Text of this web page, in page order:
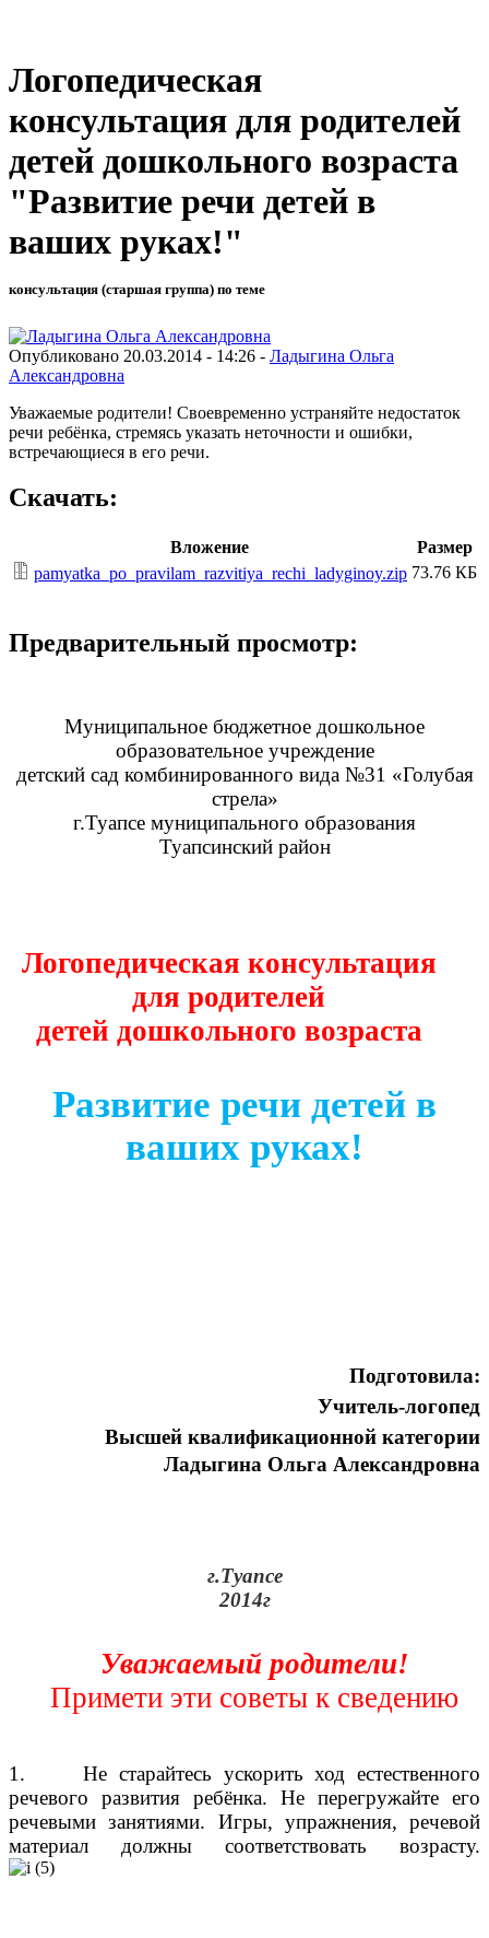
Логопедическая
консультация для родителей
детей дошкольного возраста
"Развитие речи детей в
ваших руках!"
консультация (старшая группа) по теме
Опубликовано 20.03.2014 - 14:26 - Ладыгина Ольга
Александровна
Уважаемые родители! Своевременно устраняйте недостаток
речи ребёнка, стремясь указать неточности и ошибки,
встречающиеся в его речи.
Скачать:
Вложение
Размер
pamyatka_po_pravilam_razvitiya_rechi_ladyginoy.zip 73.76 КБ
Предварительный просмотр:
Муниципальное бюджетное дошкольное
образовательное учреждение
детский сад комбинированного вида №31 «Голубая
стрела»
г.Туапсе муниципального образования
Туапсинский район
Логопедическая консультация
для родителей
детей дошкольного возраста
Развитие речи детей в
ваших руках!
Подготовила:
Учитель-логопед
Высшей квалификационной категории
Ладыгина Ольга Александровна
г.Туапсе
2014г
Уважаемый родители!
Примети эти советы к сведению
1. Не старайтесь ускорить ход естественного
речевого развития ребёнка. Не перегружайте его
речевыми занятиями. Игры, упражнения, речевой
материал должны соответствовать возрасту.